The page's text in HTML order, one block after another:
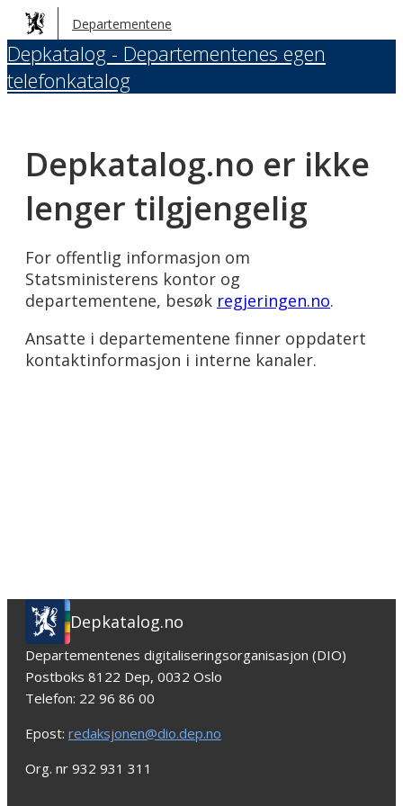
Hopp
til
hovedinnhold
Departementene
Depkatalog - Departementenes egen
telefonkatalog
Depkatalog.no er ikke
lenger tilgjengelig
For offentlig informasjon om
Statsministerens kontor og
departementene, besøk regjeringen.no.
Ansatte i departementene finner oppdatert
kontaktinformasjon i interne kanaler.
Depkatalog.no
Departementenes digitaliseringsorganisasjon (DIO)
Postboks 8122 Dep, 0032 Oslo
Telefon: 22 96 86 00
Epost: redaksjonen@dio.dep.no
Org. nr 932 931 311